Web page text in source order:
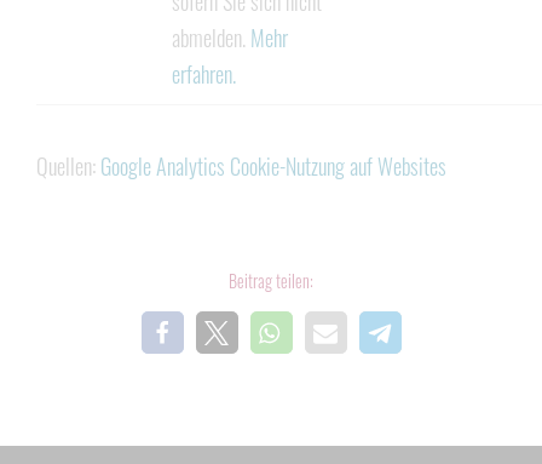
abmelden. Mehr
erfahren.
Quellen:Google Analytics Cookie-Nutzung auf Websites
Beitrag teilen: